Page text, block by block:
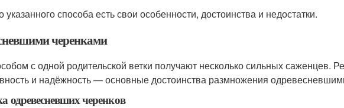
указанного способа есть свои особенности, достоинства и недостатки.
черенками
с одной родительской ветки получают несколько сильных саженцев.
и надёжность — основные достоинства размножения
одревесневших черенков